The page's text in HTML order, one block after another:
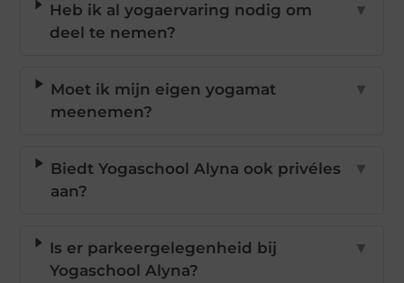
Heb ik al yogaervaring nodig om
deel te nemen?
▼
Moet ik mijn eigen yogamat
meenemen?
▼
Biedt Yogaschool Alyna ook privéles
aan?
▼
Is er parkeergelegenheid bij
Yogaschool Alyna?
▼